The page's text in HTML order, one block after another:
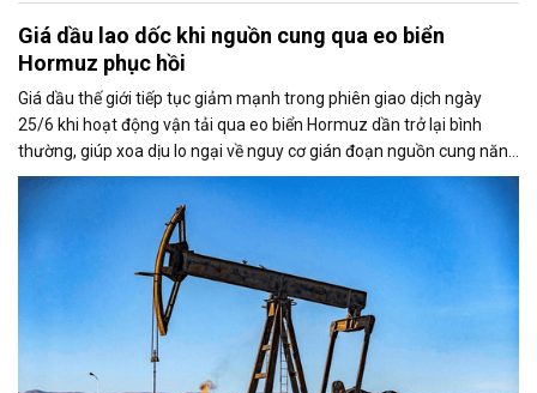
Giá dầu lao dốc khi nguồn cung qua eo biển
Hormuz phục hồi
Giá dầu thế giới tiếp tục giảm mạnh trong phiên giao dịch ngày
25/6 khi hoạt động vận tải qua eo biển Hormuz dần trở lại bình
thường, giúp xoa dịu lo ngại về nguy cơ gián đoạn nguồn cung năng
lượng toàn cầu.